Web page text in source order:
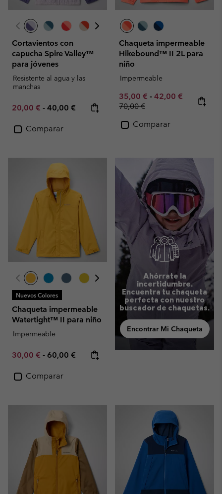
Cortavientos con
capucha Spire Valley™
para jóvenes
Resistente al agua y las
manchas
Minimum sale price:
20,00 € - Maximum price:
40,00 €
Comparar
Chaqueta impermeable
Hikebound™ II 2L para
niño
Impermeable
Minimum sale price:
35,00 € - Maximum sale
42,00 € Regular
70,00 €
Comparar
Nuevos Colores
Chaqueta impermeable
Watertight™ II para niño
Impermeable
Minimum sale price:
30,00 € - Maximum price:
60,00 €
Comparar
Ahórrate la
incertidumbre.
Encuentra tu chaqueta
perfecta con nuestro
buscador de chaquetas.
Encontrar Mi Chaqueta